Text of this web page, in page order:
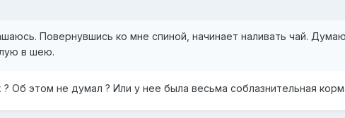
Повернувшись ко мне спиной, начинает наливать чай.
в шею.
? Об этом не думал ? Или у нее была весьма соблазнительная